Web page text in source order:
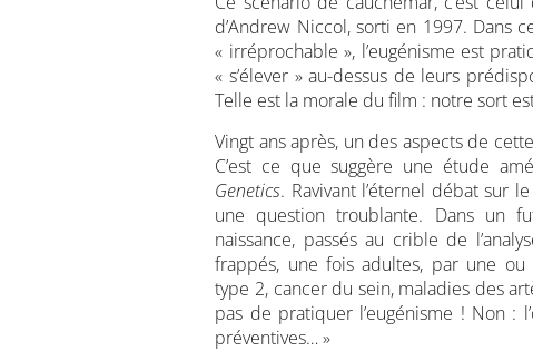
d’Andrew Niccol, sorti en 1997.
« irréprochable », l’eugénisme est
« s’élever » au-dessus de leurs
Telle est la morale du film : notre sort
Vingt ans après, un des aspects de
C’est ce que suggère une étude
Genetics. Ravivant l’éternel débat sur
une question troublante. Dans un
naissance, passés au crible de
frappés, une fois adultes, par une
type 2, cancer du sein, maladies des
pas de pratiquer l’eugénisme ! Non :
préventives… »